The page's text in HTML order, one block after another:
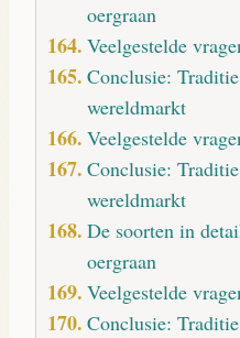
oergraan
Veelgestelde
Conclusie:
wereldmarkt
Veelgestelde
Conclusie:
wereldmarkt
De soorten in
oergraan
Veelgestelde
Conclusie: